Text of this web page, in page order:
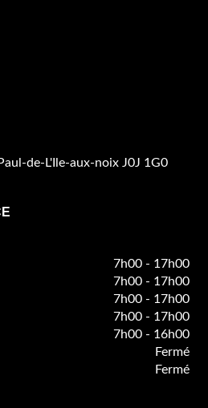
de-L'Ile-aux-noix J0J 1G0
7h00 - 17h00
7h00 - 17h00
7h00 - 17h00
7h00 - 17h00
7h00 - 16h00
Fermé
Fermé